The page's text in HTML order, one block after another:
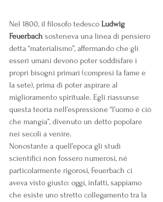
Nel 1800, il filosofo tedesco Ludwig
Feuerbach sosteneva una linea di pensiero
detta “materialismo”, affermando che gli
esseri umani devono poter soddisfare i
propri bisogni primari (compresi la fame e
la sete), prima di poter aspirare al
miglioramento spirituale. Egli riassunse
questa teoria nell’espressione “l’uomo è ciò
che mangia”, divenuto un detto popolare
nei secoli a venire.
Nonostante a quell’epoca gli studi
scientifici non fossero numerosi, né
particolarmente rigorosi, Feuerbach ci
aveva visto giusto: oggi, infatti, sappiamo
che esiste uno stretto collegamento tra la